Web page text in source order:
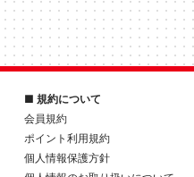
■ 規約について
会員規約
ポイント利用規約
個人情報保護方針